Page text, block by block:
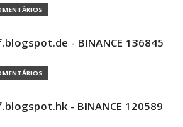
- BINANCE 136845
- BINANCE 120589